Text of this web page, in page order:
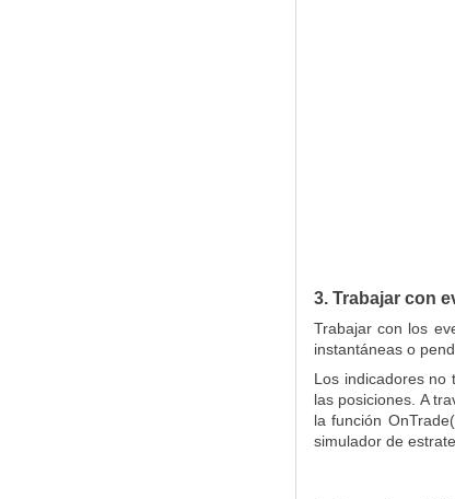
3. Trabajar con
Trabajar con los
instantáneas o
Los indicadores no
las posiciones. A
la función
simulador de